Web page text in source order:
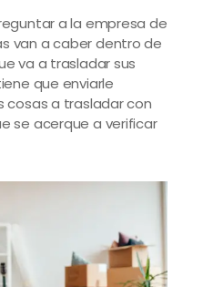
a la empresa de
van a caber dentro de
va a trasladar sus
que enviarle
cosas a trasladar con
se acerque a verificar